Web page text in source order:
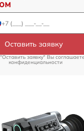
Оставить заявку
заявку" Вы
конфиденциальности